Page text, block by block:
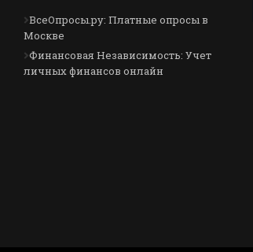
ВсеОпросы.ру: Платные опросы в
Москве
Финансовая Независимость: Учет
личных финансов онлайн